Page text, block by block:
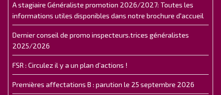
A stagiaire Généraliste promotion 2026/2027: Toutes les
informations utiles disponibles dans notre brochure d'accueil
Dernier conseil de promo inspecteurs.trices généralistes
2025/2026
FSR : Circulez il y a un plan d’actions !
Premières affectations B : parution le 25 septembre 2026